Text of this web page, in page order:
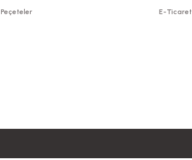
Peçeteler E-Ticaret